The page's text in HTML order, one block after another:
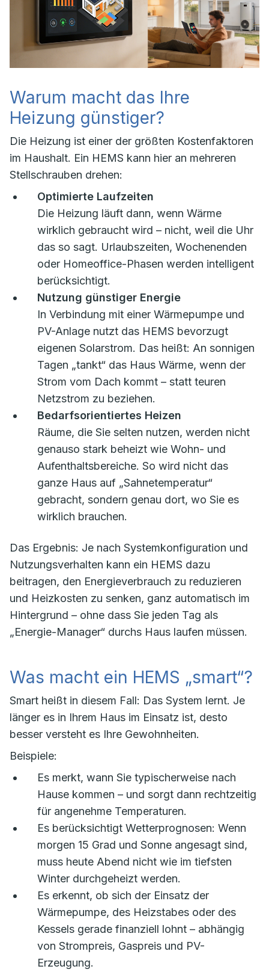
Warum macht das Ihre
Heizung günstiger?
Die Heizung ist einer der größten Kostenfaktoren
im Haushalt. Ein HEMS kann hier an mehreren
Stellschrauben drehen:
Optimierte Laufzeiten
Die Heizung läuft dann, wenn Wärme
wirklich gebraucht wird – nicht, weil die Uhr
das so sagt. Urlaubszeiten, Wochenenden
oder Homeoffice-Phasen werden intelligent
berücksichtigt.
Nutzung günstiger Energie
In Verbindung mit einer Wärmepumpe und
PV-Anlage nutzt das HEMS bevorzugt
eigenen Solarstrom. Das heißt: An sonnigen
Tagen „tankt“ das Haus Wärme, wenn der
Strom vom Dach kommt – statt teuren
Netzstrom zu beziehen.
Bedarfsorientiertes Heizen
Räume, die Sie selten nutzen, werden nicht
genauso stark beheizt wie Wohn- und
Aufenthaltsbereiche. So wird nicht das
ganze Haus auf „Sahnetemperatur“
gebracht, sondern genau dort, wo Sie es
wirklich brauchen.
Das Ergebnis: Je nach Systemkonfiguration und
Nutzungsverhalten kann ein HEMS dazu
beitragen, den Energieverbrauch zu reduzieren
und Heizkosten zu senken, ganz automatisch im
Hintergrund – ohne dass Sie jeden Tag als
„Energie-Manager“ durchs Haus laufen müssen.
Was macht ein HEMS „smart“?
Smart heißt in diesem Fall: Das System lernt. Je
länger es in Ihrem Haus im Einsatz ist, desto
besser versteht es Ihre Gewohnheiten.
Beispiele:
Es merkt, wann Sie typischerweise nach
Hause kommen – und sorgt dann rechtzeitig
für angenehme Temperaturen.
Es berücksichtigt Wetterprognosen: Wenn
morgen 15 Grad und Sonne angesagt sind,
muss heute Abend nicht wie im tiefsten
Winter durchgeheizt werden.
Es erkennt, ob sich der Einsatz der
Wärmepumpe, des Heizstabes oder des
Kessels gerade finanziell lohnt – abhängig
von Strompreis, Gaspreis und PV-
Erzeugung.